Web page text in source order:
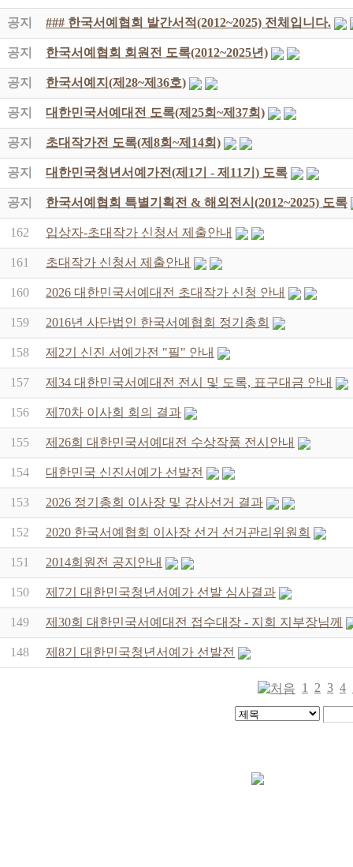
공지 ### 한국서예협회 발간서적(2012~2025) 전체입니다.
공지 한국서예협회 회원전 도록(2012~2025년)
공지 한국서예지(제28~제36호)
공지 대한민국서예대전 도록(제25회~제37회)
공지 초대작가전 도록(제8회~제14회)
공지 대한민국청년서예가전(제1기 - 제11기) 도록
공지 한국서예협회 특별기획전 & 해외전시(2012~2025) 도록
162 입상자-초대작가 신청서 제출안내
161 초대작가 신청서 제출안내
160 2026 대한민국서예대전 초대작가 신청 안내
159 2016년 사단법인 한국서예협회 정기총회
158 제2기 신진 서예가전 "필" 안내
157 제34 대한민국서예대전 전시 및 도록, 표구대금 안내
156 제70차 이사회 회의 결과
155 제26회 대한민국서예대전 수상작품 전시안내
154 대한민국 신진서예가 선발전
153 2026 정기총회 이사장 및 감사선거 결과
152 2020 한국서예협회 이사장 선거 선거관리위원회
151 2014회원전 공지안내
150 제7기 대한민국청년서예가 선발 심사결과
149 제30회 대한민국서예대전 접수대장 - 지회 지부장님께
148 제8기 대한민국청년서예가 선발전
1 2 3 4